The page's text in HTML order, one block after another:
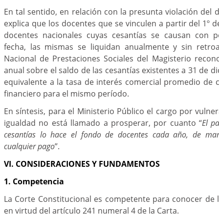
En tal sentido, en relación con la presunta violación del
explica que los docentes que se vinculen a partir del 1º
docentes nacionales cuyas cesantías se causan con
fecha, las mismas se liquidan anualmente y sin
Nacional de Prestaciones Sociales del Magisterio
anual sobre el saldo de las cesantías existentes a 31 de
equivalente a la tasa de interés comercial promedio de
financiero para el mismo período.
En síntesis, para el Ministerio Público el cargo por
igualdad no está llamado a prosperar, por cuanto “El
cesantías lo hace el fondo de docentes cada año, de
cualquier pago”.
VI. CONSIDERACIONES Y FUNDAMENTOS
1. Competencia
La Corte Constitucional es competente para conocer de
en virtud del artículo 241 numeral 4 de la Carta.